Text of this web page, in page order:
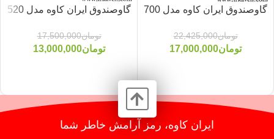
گاوصندوق ایران کاوه مدل 700
تومان22,425,000
تومان17,000,000
گاوصندوق ایران کاوه مدل 520
تومان17,500,000
تومان13,000,000
ایران کاوه، رمز آرامش خاطر شما